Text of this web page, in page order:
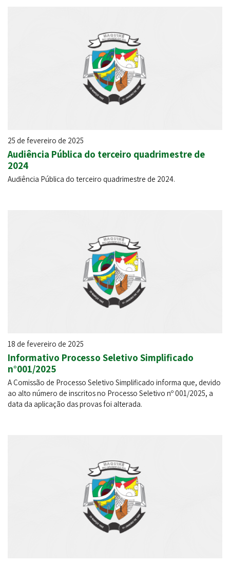
25 de fevereiro de 2025
Audiência Pública do terceiro quadrimestre de
2024
Audiência Pública do terceiro quadrimestre de 2024.
18 de fevereiro de 2025
Informativo Processo Seletivo Simplificado
n°001/2025
A Comissão de Processo Seletivo Simplificado informa que, devido
ao alto número de inscritos no Processo Seletivo nº 001/2025, a
data da aplicação das provas foi alterada.